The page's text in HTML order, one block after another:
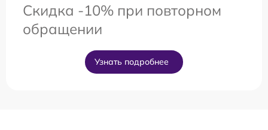
Скидка -10% при повторном
обращении
Узнать подробнее